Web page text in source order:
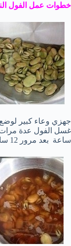
خطوات عمل الفول
جهزي وعاء كبير
ساعة بعد مرور 12 ساعة يتم تصفيته من الماء و تجديد الماء .